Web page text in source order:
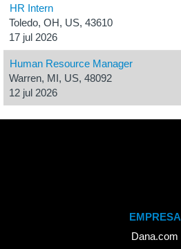
HR Intern
Toledo, OH, US, 43610
17 jul 2026
Human Resource Manager
Warren, MI, US, 48092
12 jul 2026
EMPRESA
Dana.com